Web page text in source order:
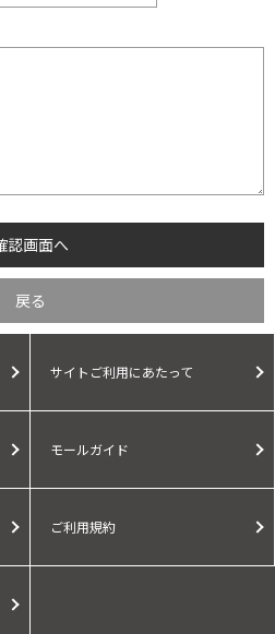
サイトご利用にあたって
モールガイド
ご利用規約